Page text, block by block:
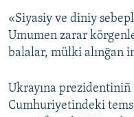
«Siyasiy ve diniy
Umumen zarar
balalar, mülki alınğan
Ukrayına prezidentiniñ
Cumhuriyetindeki